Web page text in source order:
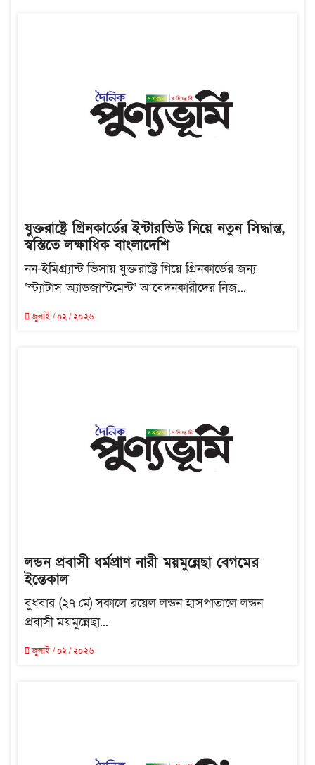
যুক্তরাষ্ট্রে গ্রিনকার্ডের ইন্টারভিউ নিয়ে নতুন সিদ্ধান্ত,
স্বস্তিতে লক্ষাধিক বাংলাদেশি
নন-ইমিগ্র্যান্ট ভিসায় যুক্তরাষ্ট্রে গিয়ে গ্রিনকার্ডের জন্য
‘স্ট্যাটাস অ্যাডজাস্টমেন্ট’ আবেদনকারীদের নিজ...
জুলাই / ০২ / ২০২৬
লন্ডন প্রবাসী ধর্মপ্রাণ নারী ময়মুন্নেছা বেগমের
ইন্তেকাল
বুধবার (২৭ মে) সকালে রয়েল লন্ডন হাসপাতালে লন্ডন
প্রবাসী ময়মুন্নেছা...
জুলাই / ০২ / ২০২৬